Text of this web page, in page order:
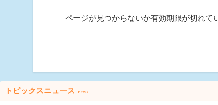
ページが見つからないか有効期限が切れて
トピックスニュース news